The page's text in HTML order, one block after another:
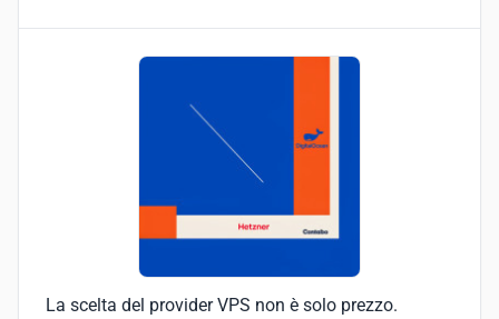
La scelta del provider VPS non è solo prezzo.